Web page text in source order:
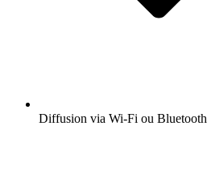
Diffusion via Wi-Fi ou Bluetooth